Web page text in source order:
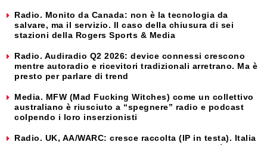
Radio. Monito da Canada: non è la tecnologia da
salvare, ma il servizio. Il caso della chiusura di sei
stazioni della Rogers Sports & Media
Radio. Audiradio Q2 2026: device connessi crescono
mentre autoradio e ricevitori tradizionali arretrano. Ma è
presto per parlare di trend
Media. MFW (Mad Fucking Witches) come un collettivo
australiano è riusciuto a “spegnere” radio e podcast
colpendo i loro inserzionisti
Radio. UK, AA/WARC: cresce raccolta (IP in testa). Italia